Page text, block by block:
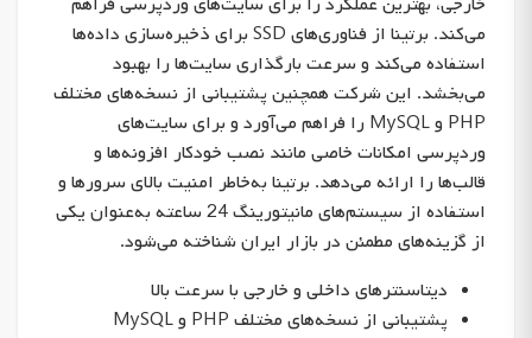
می‌کند. برتینا از فناوری‌های SSD برای ذخیره‌سازی داده‌ها
استفاده می‌کند و سرعت بارگذاری سایت‌ها را بهبود
می‌بخشد. این شرکت همچنین پشتیبانی از نسخه‌های مختلف
PHP و MySQL را فراهم می‌آورد و برای سایت‌های
وردپرسی امکانات خاصی مانند نصب خودکار افزونه‌ها و
قالب‌ها را ارائه می‌دهد. برتینا به‌خاطر امنیت بالای سرورها و
استفاده از سیستم‌های مانیتورینگ 24 ساعته به‌عنوان یکی
از گزینه‌های مطمئن در بازار ایران شناخته می‌شود.
دیتاسنترهای داخلی و خارجی با سرعت بالا
پشتیبانی از نسخه‌های مختلف PHP و MySQL